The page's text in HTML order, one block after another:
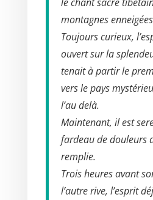
montagnes
Toujours curieux,
ouvert sur la
tenait à partir le
vers le pays
l’au delà.
Maintenant, il est
fardeau de douleurs
remplie.
Trois heures avant
l’autre rive, l’esprit